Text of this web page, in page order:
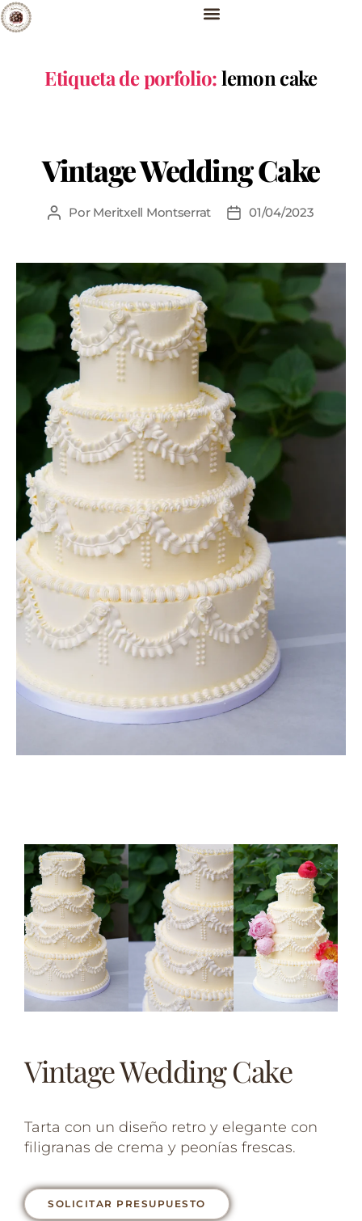
Etiqueta de porfolio:lemon cake
Vintage Wedding Cake
Por Meritxell Montserrat 01/04/2023
Vintage Wedding Cake
Tarta con un diseño retro y elegante con
filigranas de crema y peonías frescas.
SOLICITAR PRESUPUESTO